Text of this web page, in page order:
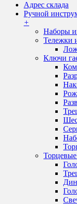
Адрес склада
Ручной
+
Наборы
Тележки
Ключи